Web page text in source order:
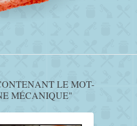
LE MOT-
MÉCANIQUE"